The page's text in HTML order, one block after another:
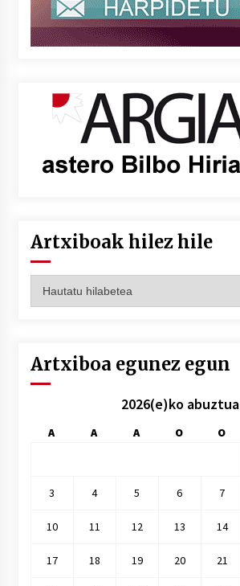
Artxiboak hilez hile
hilez
Artxiboa egunez egun
2026(e)ko abuztua
A A A O O
3 4 5 6 7
10 11 12 13 14
17 18 19 20 21